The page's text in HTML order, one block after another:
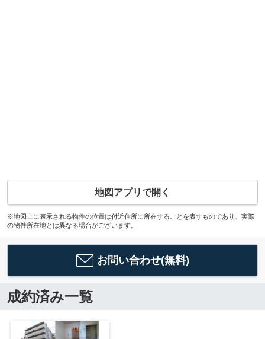
地図アプリで開く
※地図上に表示される物件の位置は付近住所に所在することを表すものであり、実際
の物件所在地とは異なる場合がございます。
お問い合わせ(無料)
成約済み一覧